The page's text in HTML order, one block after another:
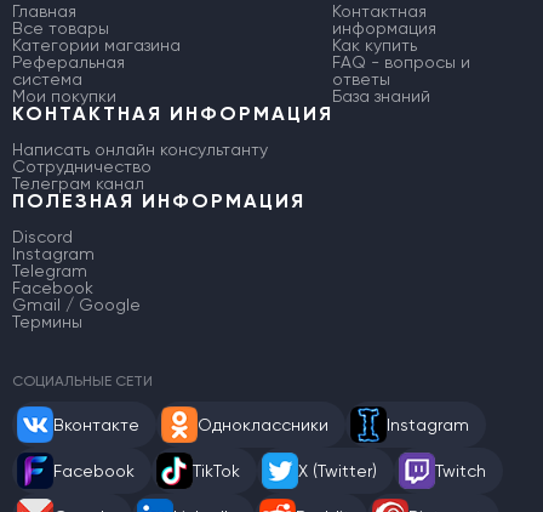
Главная
Все товары
Категории магазина
Реферальная
система
Мои покупки
Контактная
информация
Как купить
FAQ - вопросы и
ответы
База знаний
КОНТАКТНАЯ ИНФОРМАЦИЯ
Написать онлайн консультанту
Сотрудничество
Телеграм канал
ПОЛЕЗНАЯ ИНФОРМАЦИЯ
Discord
Instagram
Telegram
Facebook
Gmail / Google
Термины
СОЦИАЛЬНЫЕ СЕТИ
Вконтакте Одноклассники Instagram
Facebook TikTok X (Twitter) Twitch